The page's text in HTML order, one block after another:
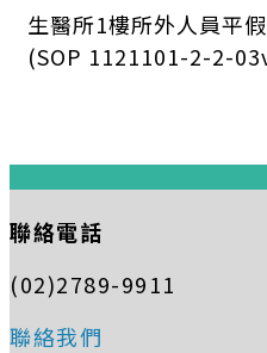
生醫所1樓所外人員平
(SOP 1121101-2-2-
聯絡電話
(02)2789-9911
聯絡我們